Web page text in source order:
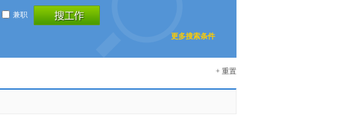
兼职
更多搜索条件
+ 重置